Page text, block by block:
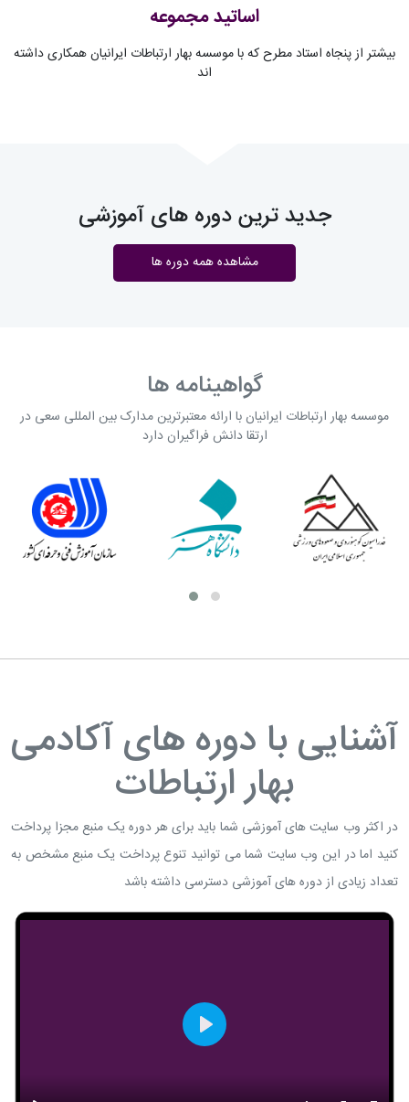
اساتید مجموعه
بیشتر از پنجاه استاد مطرح که با موسسه بهار ارتباطات ایرانیان همکاری داشته
اند
جدید ترین دوره های آموزشی
مشاهده همه دوره ها
گواهینامه ها
موسسه بهار ارتباطات ایرانیان با ارائه معتبرترین مدارک بین المللی سعی در
ارتقا دانش فراگیران دارد
آشنایی با دوره های آکادمی
بهار ارتباطات
در اکثر وب سایت های آموزشی شما باید برای هر دوره یک منبع مجزا پرداخت
کنید اما در این وب سایت شما می توانید تنوع پرداخت یک منبع مشخص به
تعداد زیادی از دوره های آموزشی دسترسی داشته باشد
Play